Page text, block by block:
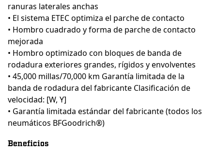
ranuras laterales anchas
• El sistema ETEC optimiza el parche de contacto
• Hombro cuadrado y forma de parche de contacto
mejorada
• Hombro optimizado con bloques de banda de
rodadura exteriores grandes, rígidos y envolventes
• 45,000 millas/70,000 km Garantía limitada de la
banda de rodadura del fabricante Clasificación de
velocidad: [W, Y]
• Garantía limitada estándar del fabricante (todos los
neumáticos BFGoodrich®)
Beneficios